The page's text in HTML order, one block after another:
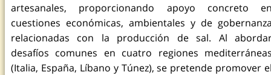
artesanales, proporcionando apoyo concreto
cuestiones económicas, ambientales y de
relacionadas con la producción de sal. Al
desafíos comunes en cuatro regiones
(Italia, España, Líbano y Túnez), se pretende promover